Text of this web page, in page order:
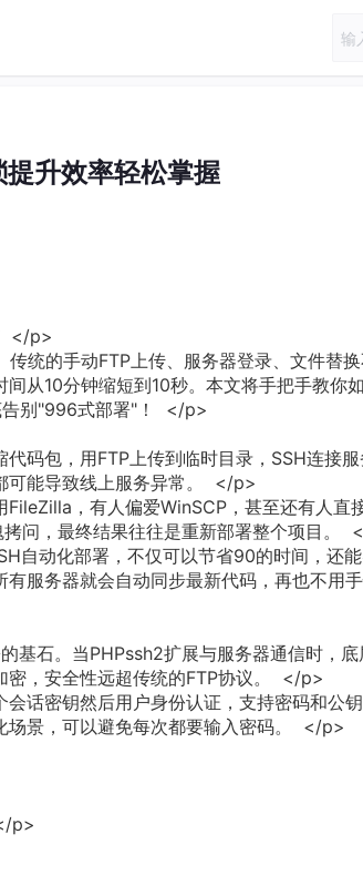
升效率轻松掌握
</p>
统的手动FTP上传、服务器登录、文件替
从10分钟缩短到10秒。本文将手把手教你
告别"996式部署"！ </p>
码包，用FTP上传到临时目录，SSH连接
可能导致线上服务异常。 </p>
，有人偏爱WinSCP，甚至还有人直
问，最终结果往往是重新部署整个项目。
自动化部署，不仅可以节省90的时间，还
服务器就会自动同步最新代码，再也不用
基石。当PHPssh2扩展与服务器通信时，底
密，安全性远超传统的FTP协议。 </p>
话密钥然后用户身份认证，支持密码和公
场景，可以避免每次都要输入密码。 </p>
p>